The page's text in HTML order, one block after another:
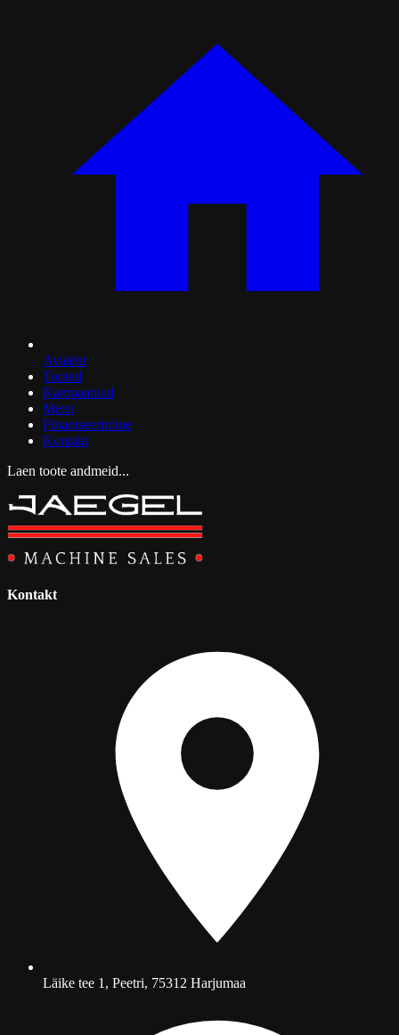
Avaleht
Tooted
Kampaaniad
Meist
Finantseerimine
Kontakt
Laen toote andmeid...
Kontakt
Läike tee 1, Peetri, 75312 Harjumaa